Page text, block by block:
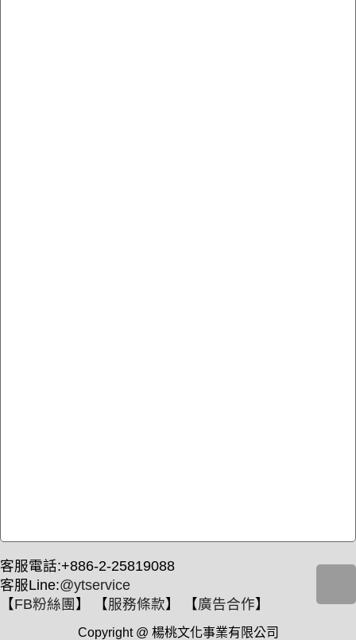
客服電話:+886-2-25819088
客服Line:@ytservice
【FB粉絲團 】 【服務條款】 【廣告合作】
Copyright @ 楊桃文化事業有限公司